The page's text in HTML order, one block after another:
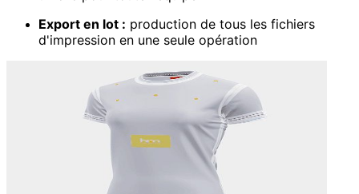
Export en lot : production de tous les fichiers
d'impression en une seule opération